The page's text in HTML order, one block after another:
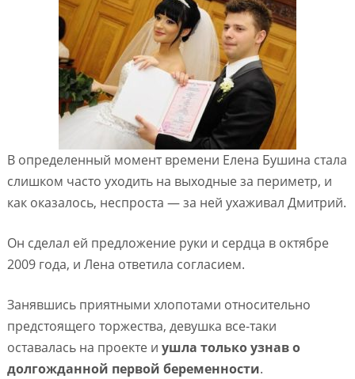
В определенный момент времени Елена Бушина стала
слишком часто уходить на выходные за периметр, и
как оказалось, неспроста — за ней ухаживал Дмитрий.
Он сделал ей предложение руки и сердца в октябре
2009 года, и Лена ответила согласием.
Занявшись приятными хлопотами относительно
предстоящего торжества, девушка все-таки
оставалась на проекте и ушла только узнав о
долгожданной первой беременности.